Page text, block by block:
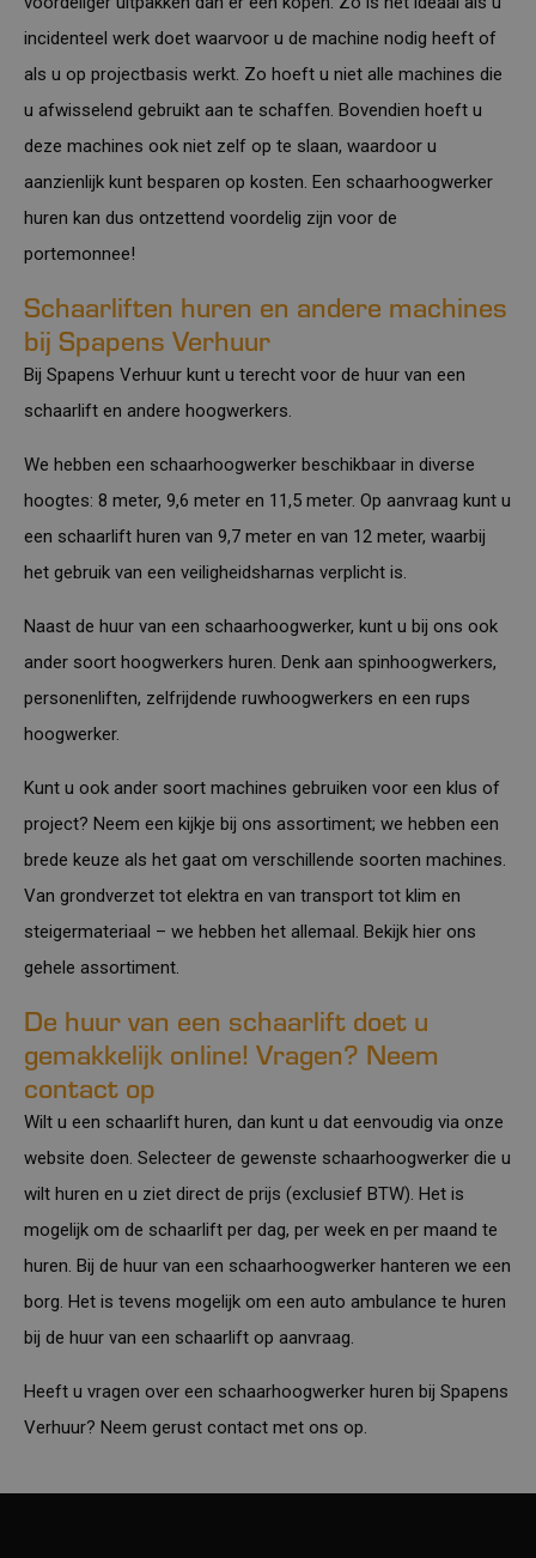
incidenteel werk doet waarvoor u de machine nodig heeft of
als u op projectbasis werkt. Zo hoeft u niet alle machines die
u afwisselend gebruikt aan te schaffen. Bovendien hoeft u
deze machines ook niet zelf op te slaan, waardoor u
aanzienlijk kunt besparen op kosten. Een schaarhoogwerker
huren kan dus ontzettend voordelig zijn voor de
portemonnee!
Schaarliften huren en andere machines
bij Spapens Verhuur
Bij Spapens Verhuur kunt u terecht voor de huur van een
schaarlift en andere hoogwerkers.
We hebben een schaarhoogwerker beschikbaar in diverse
hoogtes: 8 meter, 9,6 meter en 11,5 meter. Op aanvraag kunt u
een schaarlift huren van 9,7 meter en van 12 meter, waarbij
het gebruik van een veiligheidsharnas verplicht is.
Naast de huur van een schaarhoogwerker, kunt u bij ons ook
ander soort hoogwerkers huren. Denk aan spinhoogwerkers,
personenliften, zelfrijdende ruwhoogwerkers en een rups
hoogwerker.
Kunt u ook ander soort machines gebruiken voor een klus of
project? Neem een kijkje bij ons assortiment; we hebben een
brede keuze als het gaat om verschillende soorten machines.
Van grondverzet tot elektra en van transport tot klim en
steigermateriaal – we hebben het allemaal. Bekijk hier ons
gehele assortiment.
De huur van een schaarlift doet u
gemakkelijk online! Vragen? Neem
contact op
Wilt u een schaarlift huren, dan kunt u dat eenvoudig via onze
website doen. Selecteer de gewenste schaarhoogwerker die u
wilt huren en u ziet direct de prijs (exclusief BTW). Het is
mogelijk om de schaarlift per dag, per week en per maand te
huren. Bij de huur van een schaarhoogwerker hanteren we een
borg. Het is tevens mogelijk om een auto ambulance te huren
bij de huur van een schaarlift op aanvraag.
Heeft u vragen over een schaarhoogwerker huren bij Spapens
Verhuur? Neem gerust contact met ons op.